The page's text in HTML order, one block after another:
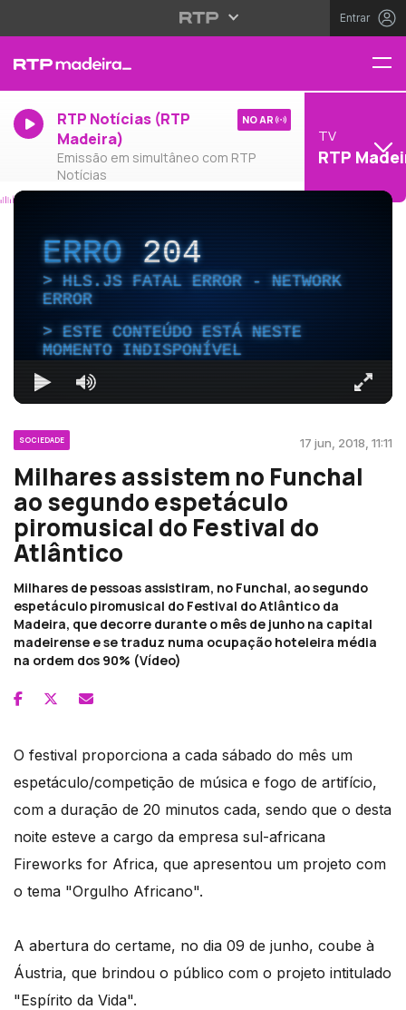
Entrar
RTP Notícias (RTP
Madeira)
Emissão em simultâneo com RTP
Notícias
NO AR
TV
RTP
ERRO204
HLS.JS FATAL ERROR - NETWORK
ERROR
ESTE CONTEÚDO ESTÁ NESTE
MOMENTO INDISPONÍVEL
SOCIEDADE 17 jun, 2018, 11:11
Milhares assistem no Funchal
ao segundo espetáculo
piromusical do Festival do
Atlântico
Milhares de pessoas assistiram, no Funchal, ao segundo
espetáculo piromusical do Festival do Atlântico da
Madeira, que decorre durante o mês de junho na capital
madeirense e se traduz numa ocupação hoteleira média
na ordem dos 90% (Vídeo)
O festival proporciona a cada sábado do mês um
espetáculo/competição de música e fogo de artifício,
com a duração de 20 minutos cada, sendo que o desta
noite esteve a cargo da empresa sul-africana
Fireworks for Africa, que apresentou um projeto com
o tema "Orgulho Africano".
A abertura do certame, no dia 09 de junho, coube à
Áustria, que brindou o público com o projeto intitulado
"Espírito da Vida".